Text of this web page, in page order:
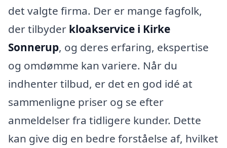
det valgte firma. Der er mange fagfolk,
der tilbyder kloakservice i Kirke
Sonnerup, og deres erfaring, ekspertise
og omdømme kan variere. Når du
indhenter tilbud, er det en god idé at
sammenligne priser og se efter
anmeldelser fra tidligere kunder. Dette
kan give dig en bedre forståelse af, hvilket